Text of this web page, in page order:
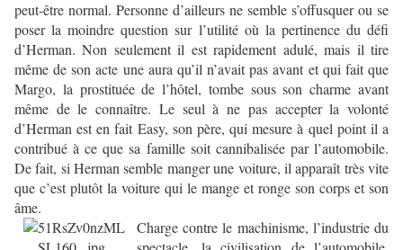
peut-être normal. Personne d’ailleurs ne semble s’offusquer ou se
poser la moindre question sur l’utilité où la pertinence du défi
d’Herman. Non seulement il est rapidement adulé, mais il tire
même de son acte une aura qu’il n’avait pas avant et qui fait que
Margo, la prostituée de l’hôtel, tombe sous son charme avant
même de le connaître. Le seul à ne pas accepter la volonté
d’Herman est en fait Easy, son père, qui mesure à quel point il a
contribué à ce que sa famille soit cannibalisée par l’automobile.
De fait, si Herman semble manger une voiture, il apparaît très vite
que c’est plutôt la voiture qui le mange et ronge son corps et son
âme.
Charge contre le machinisme, l’industrie du